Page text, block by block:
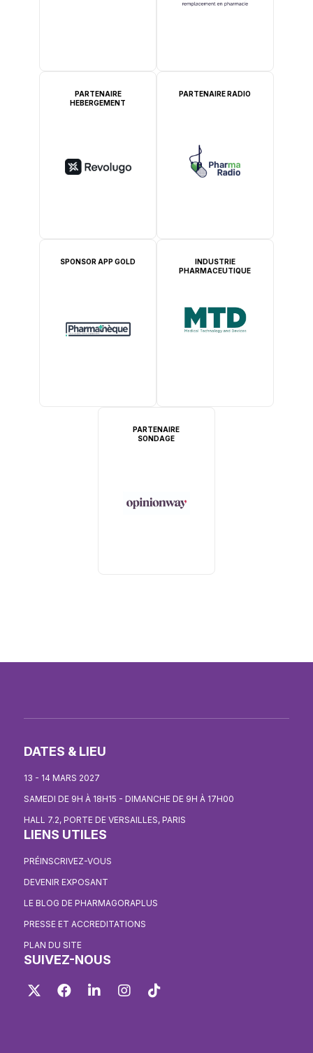
PARTENAIRE
HEBERGEMENT
PARTENAIRE RADIO
SPONSOR APP GOLD
INDUSTRIE
PHARMACEUTIQUE
PARTENAIRE
SONDAGE
DATES & LIEU
13 - 14 MARS 2027
SAMEDI DE 9H À 18H15 - DIMANCHE DE 9H À 17H00
HALL 7.2, PORTE DE VERSAILLES, PARIS
LIENS UTILES
PRÉINSCRIVEZ-VOUS
DEVENIR EXPOSANT
LE BLOG DE PHARMAGORAPLUS
PRESSE ET ACCREDITATIONS
PLAN DU SITE
SUIVEZ-NOUS
Twitter FacebookLinkedIn Instagram